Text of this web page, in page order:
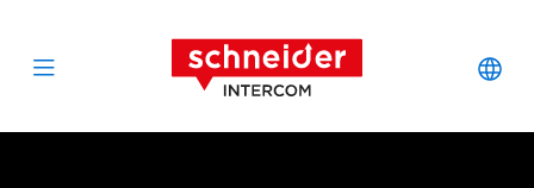
Open menu
Schneider